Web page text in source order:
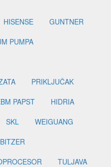
HISENSE
GUNTNER
PUMPA
PRIKLJUČAK
PAPST
HIDRIA
SKL
WEIGUANG
BITZER
TULJAVA